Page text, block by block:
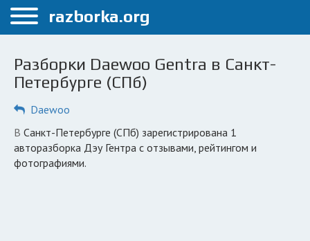
Меню
Санкт-Петербург
Автосервисы
Разборки Daewoo Gentra в Санкт-
Петербурге (СПб)
Daewoo
в Санкт-Петербурге (СПб) зарегистрирована 1
авторазборка Дэу Гентра с отзывами, рейтингом и
фотографиями.
razborka.org